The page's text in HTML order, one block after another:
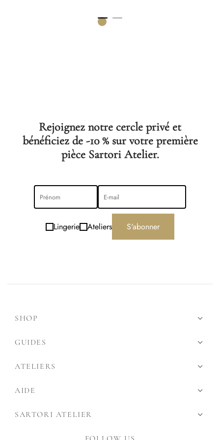
Rejoignez notre cercle privé et
bénéficiez de -10 % sur votre première
pièce Sartori Atelier.
Lingerie Ateliers S'abonner
SHOP
GUIDES
ATELIERS
AIDE
SARTORI ATELIER